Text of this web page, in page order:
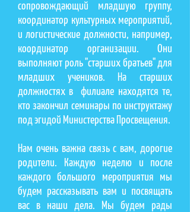
сопровождающий младшую группу,
координатор культурных мероприятий,
и логистические должности, например,
координатор организации. Они
выполняют роль "старших братьев" для
младших учеников. На старших
должностях в филиале находятся те,
кто закончил семинары по инструктажу
под эгидой Министерства Просвещения.
Нам очень важна связь с вам, дорогие
родители. Каждую неделю и после
каждого большого мероприятия мы
будем рассказывать вам и посвящать
вас в наши дела. Мы будем рады